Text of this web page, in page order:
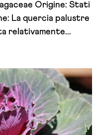
Origine: Stati
La quercia palustre
relativamente...